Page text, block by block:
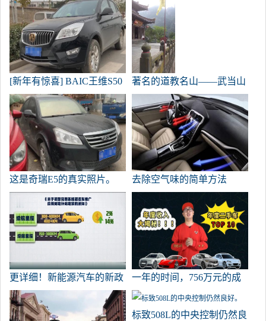
[新年有惊喜] BAIC王维S50 著名的道教名山——武当山
这是奇瑞E5的真实照片。 去除空气味的简单方法
更详细！新能源汽车的新政
策将从现在开始实施，里程
低于150公里的车辆将取消
一年的时间，756万元的成
本，总结出年度二手车前10
名
标致508L的中央控制仍然良